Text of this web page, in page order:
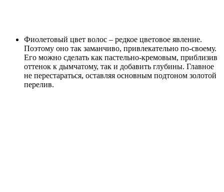
Фиолетовый цвет волос – редкое цветовое явление.
Поэтому оно так заманчиво, привлекательно по-своему.
Его можно сделать как пастельно-кремовым, приблизив
оттенок к дымчатому, так и добавить глубины. Главное
не перестараться, оставляя основным подтоном золотой
перелив.